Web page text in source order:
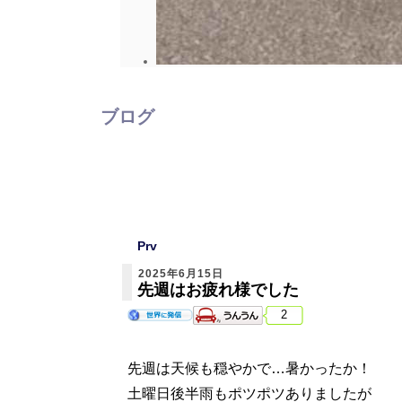
ブログ
Prv
2025年6月15日
先週はお疲れ様でした
2
先週は天候も穏やかで…暑かったか！
土曜日後半雨もポツポツありましたが